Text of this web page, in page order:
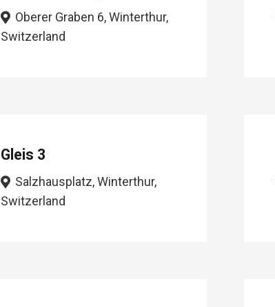
Oberer Graben 6, Winterthur,
Switzerland
Gleis 3
Salzhausplatz, Winterthur,
Switzerland